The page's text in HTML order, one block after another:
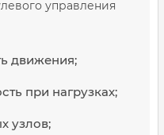
управления
движения;
при нагрузках;
узлов;